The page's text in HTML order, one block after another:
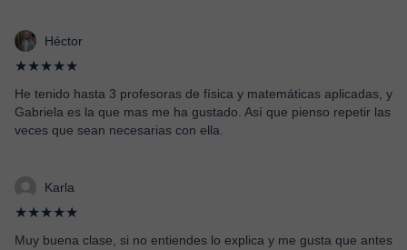
Héctor
★★★★★
He tenido hasta 3 profesoras de física y matemáticas aplicadas, y
Gabriela es la que mas me ha gustado. Así que pienso repetir las
veces que sean necesarias con ella.
Karla
★★★★★
Muy buena clase, si no entiendes lo explica y me gusta que antes